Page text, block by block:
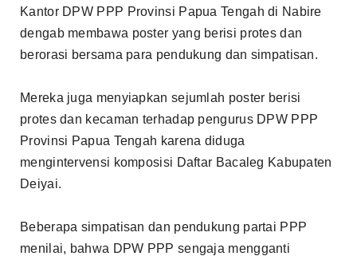
Kantor DPW PPP Provinsi Papua Tengah di Nabire
dengab membawa poster yang berisi protes dan
berorasi bersama para pendukung dan simpatisan.
Mereka juga menyiapkan sejumlah poster berisi
protes dan kecaman terhadap pengurus DPW PPP
Provinsi Papua Tengah karena diduga
mengintervensi komposisi Daftar Bacaleg Kabupaten
Deiyai.
Beberapa simpatisan dan pendukung partai PPP
menilai, bahwa DPW PPP sengaja mengganti